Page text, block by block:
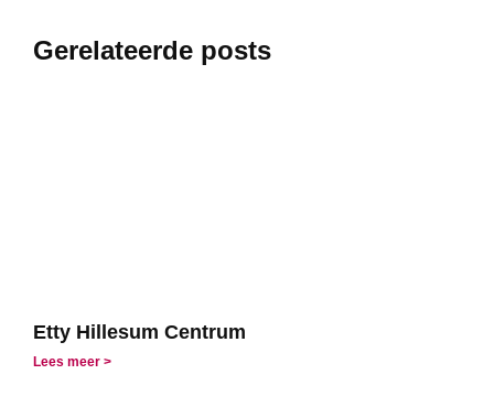
Gerelateerde posts
Etty Hillesum Centrum
Lees meer >